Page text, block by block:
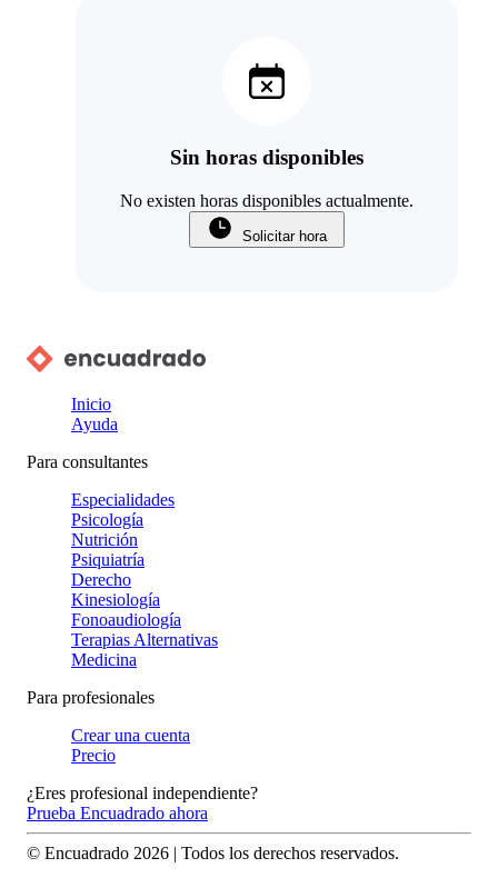
Sin horas disponibles
No existen horas disponibles actualmente.
Solicitar hora
Inicio
Ayuda
Para consultantes
Especialidades
Psicología
Nutrición
Psiquiatría
Derecho
Kinesiología
Fonoaudiología
Terapias Alternativas
Medicina
Para profesionales
Crear una cuenta
Precio
¿Eres profesional independiente?
Prueba Encuadrado ahora
© Encuadrado 2026 | Todos los derechos reservados.